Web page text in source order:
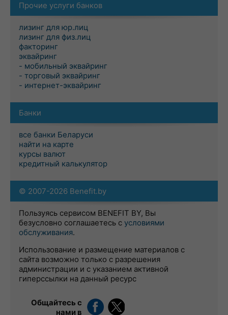
Прочие услуги банков
лизинг для юр.лиц
лизинг для физ.лиц
факторинг
эквайринг
- мобильный эквайринг
- торговый эквайринг
- интернет-эквайринг
Банки
все банки Беларуси
найти на карте
курсы валют
кредитный калькулятор
© 2007-2026 Benefit.by
Пользуясь сервисом BENEFIT BY, Вы
безусловно соглашаетесь с условиями
обслуживания.
Использование и размещение материалов с
сайта возможно только с разрешения
администрации и с указанием активной
гиперссылки на данный ресурс
Общайтесь с
нами в